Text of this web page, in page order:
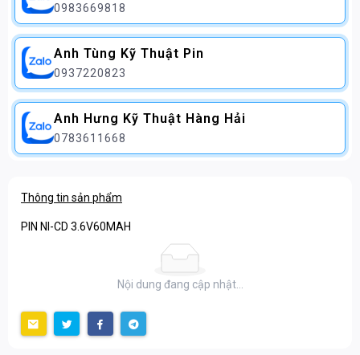
0983669818
Anh Tùng Kỹ Thuật Pin
0937220823
Anh Hưng Kỹ Thuật Hàng Hải
0783611668
Thông tin sản phẩm
PIN NI-CD 3.6V60MAH
Nội dung đang cập nhật...